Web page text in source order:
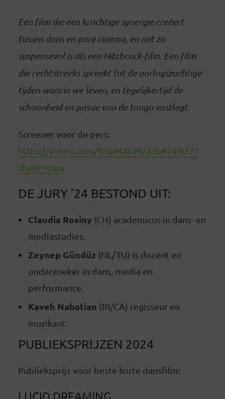
Een film die een krachtige synergie creëert
tussen dans en pure cinema, en net zo
suspensevol is als een Hitchcock-film. Een film
die rechtstreeks spreekt tot de oorlogszuchtige
tijden waarin we leven, en tegelijkertijd de
schoonheid en passie van de tango vastlegt.
Screener voor de pers:
https://vimeo.com/926843629/33b6749cf7?
share=copy
DE JURY ’24 BESTOND UIT:
Claudia Rosiny(CH) academicus in dans- en
mediastudies.
Zeynep Gündüz(NL/TU) is docent en
onderzoeker in dans, media en
performance.
Kaveh Nabatian (IR/CA) regisseur en
muzikant.
PUBLIEKSPRIJZEN 2024
Publieksprijs voor beste korte dansfilm:
LUCID DREAMING